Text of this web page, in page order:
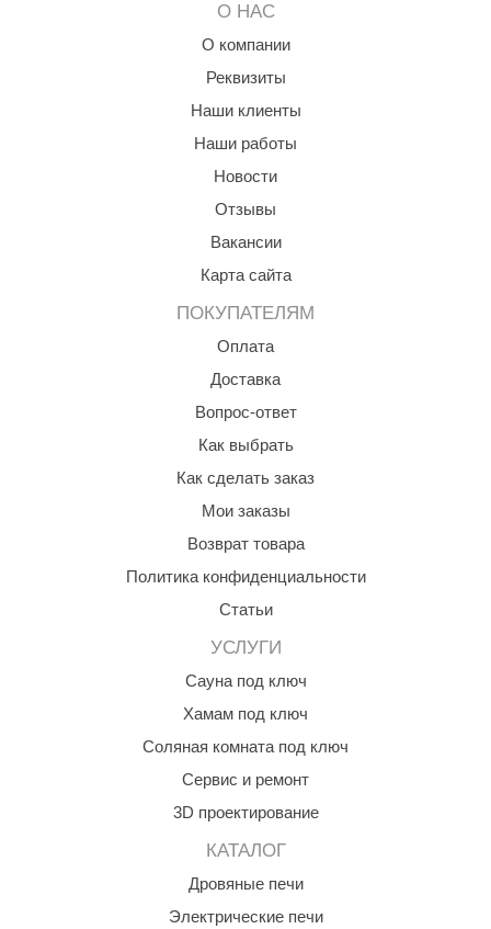
О НАС
О компании
Реквизиты
Наши клиенты
Наши работы
Новости
Отзывы
Вакансии
Карта сайта
ПОКУПАТЕЛЯМ
Оплата
Доставка
Вопрос-ответ
Как выбрать
Как сделать заказ
Мои заказы
Возврат товара
Политика конфиденциальности
Статьи
УСЛУГИ
Сауна под ключ
Хамам под ключ
Соляная комната под ключ
Сервис и ремонт
3D проектирование
КАТАЛОГ
Дровяные печи
Электрические печи